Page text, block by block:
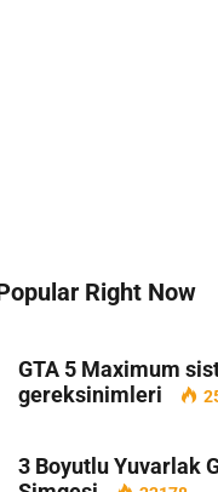
Right Now
GTA 5 Maximum
gereksinimleri
3 Boyutlu Yuvarlak